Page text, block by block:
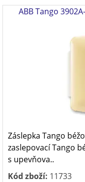
ABB Tango
Záslepka Tango
zaslepovací Tango
s upevňova..
Kód zboží: 11733